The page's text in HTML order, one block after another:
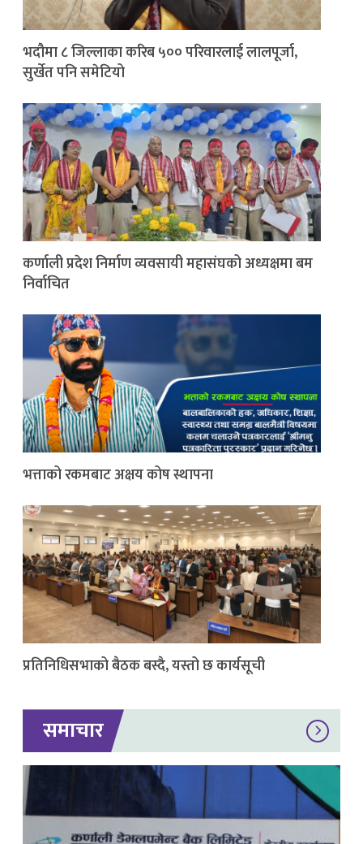
भदौमा ८ जिल्लाका करिब ५०० परिवारलाई लालपूर्जा,
सुर्खेत पनि समेटियो
कर्णाली प्रदेश निर्माण व्यवसायी महासंघको अध्यक्षमा बम
निर्वाचित
भत्ताको रकमबाट अक्षय कोष स्थापना
प्रतिनिधिसभाको बैठक बस्दै, यस्तो छ कार्यसूची
समाचार